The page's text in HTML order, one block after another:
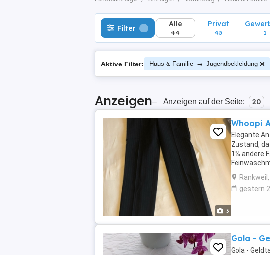
Filter Alle
44
Privat
43 1
Aktive Filter: Haus & Familie → Jugendbekleidung
Anzeigen– Anzeigen auf der Seite: 20
3
Whoopi
Elegante
Zustand,
1% andere
gestern
Gola -
Gola -